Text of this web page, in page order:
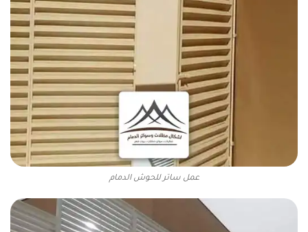
عمل ساتر للحوش الدمام